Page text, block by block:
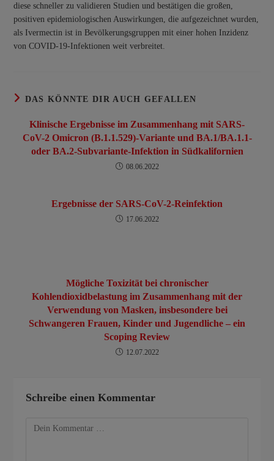
diese schneller zu validieren Studien und bestätigen die großen,
positiven epidemiologischen Auswirkungen, die aufgezeichnet wurden,
als Ivermectin ist in Bevölkerungsgruppen mit einer hohen Inzidenz
von COVID-19-Infektionen weit verbreitet.
DAS KÖNNTE DIR AUCH GEFALLEN
Klinische Ergebnisse im Zusammenhang mit SARS-
CoV-2 Omicron (B.1.1.529)-Variante und BA.1/BA.1.1-
oder BA.2-Subvariante-Infektion in Südkalifornien
08.06.2022
Ergebnisse der SARS-CoV-2-Reinfektion
17.06.2022
Mögliche Toxizität bei chronischer
Kohlendioxidbelastung im Zusammenhang mit der
Verwendung von Masken, insbesondere bei
Schwangeren Frauen, Kinder und Jugendliche – ein
Scoping Review
12.07.2022
Schreibe einen Kommentar